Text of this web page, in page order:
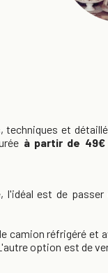
techniques et
à partir de
l'idéal est de passer
camion réfrigéré et
option est de